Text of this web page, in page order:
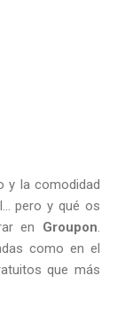
y la comodidad
pero y qué os
en Groupon.
como en el
que más